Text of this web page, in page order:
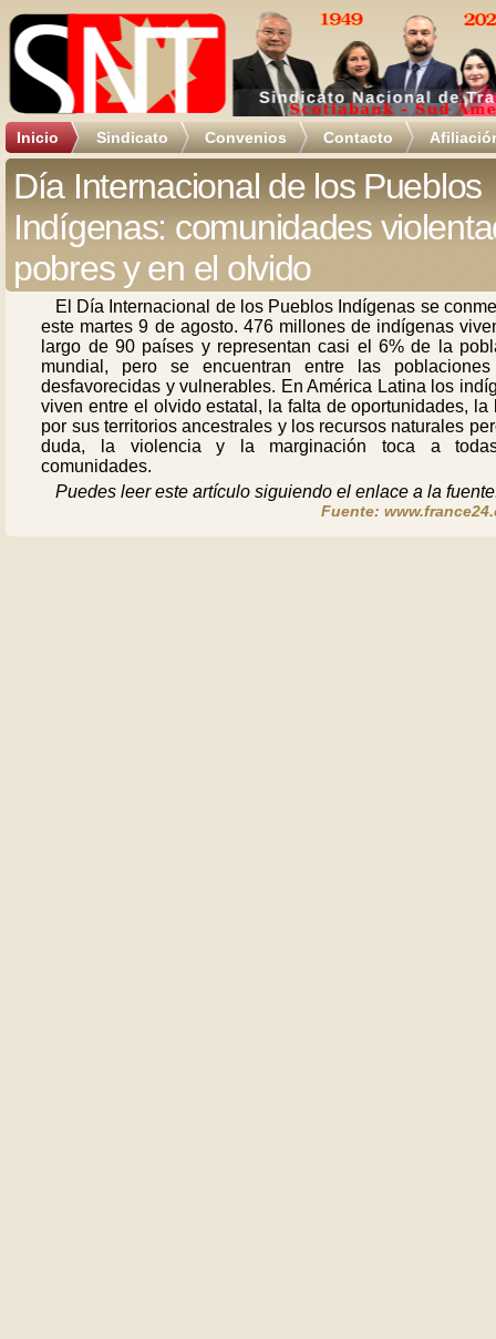
Inicio Sindicato Convenios Contacto
Día Internacional de los Pueblos
Indígenas: comunidades
pobres y en el olvido
El Día Internacional de los Pueblos Indígenas se
este martes 9 de agosto. 476 millones de indígenas
largo de 90 países y representan casi el 6% de la
mundial, pero se encuentran entre las
desfavorecidas y vulnerables. En América Latina los
viven entre el olvido estatal, la falta de oportunidades, la
por sus territorios ancestrales y los recursos naturales
duda, la violencia y la marginación toca a
comunidades.
Puedes leer este artículo siguiendo el enlace a la
Fuente: